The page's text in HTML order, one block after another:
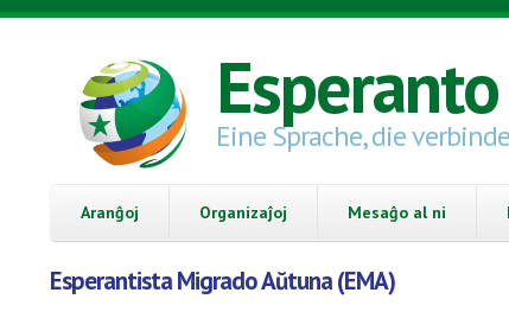
Skip to main content
Eine Sprache, die
Aranĝoj Organizaĵoj Mesaĝo al ni
Esperantista Migrado Aŭtuna (EMA)